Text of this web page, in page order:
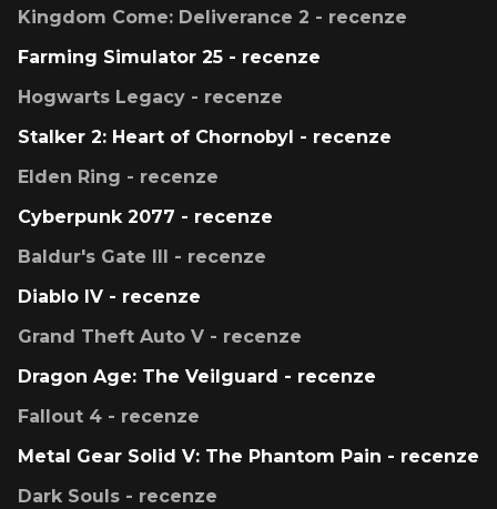
Kingdom Come: Deliverance 2 - recenze
Farming Simulator 25 - recenze
Hogwarts Legacy - recenze
Stalker 2: Heart of Chornobyl - recenze
Elden Ring - recenze
Cyberpunk 2077 - recenze
Baldur's Gate III - recenze
Diablo IV - recenze
Grand Theft Auto V - recenze
Dragon Age: The Veilguard - recenze
Fallout 4 - recenze
Metal Gear Solid V: The Phantom Pain - recenze
Dark Souls - recenze